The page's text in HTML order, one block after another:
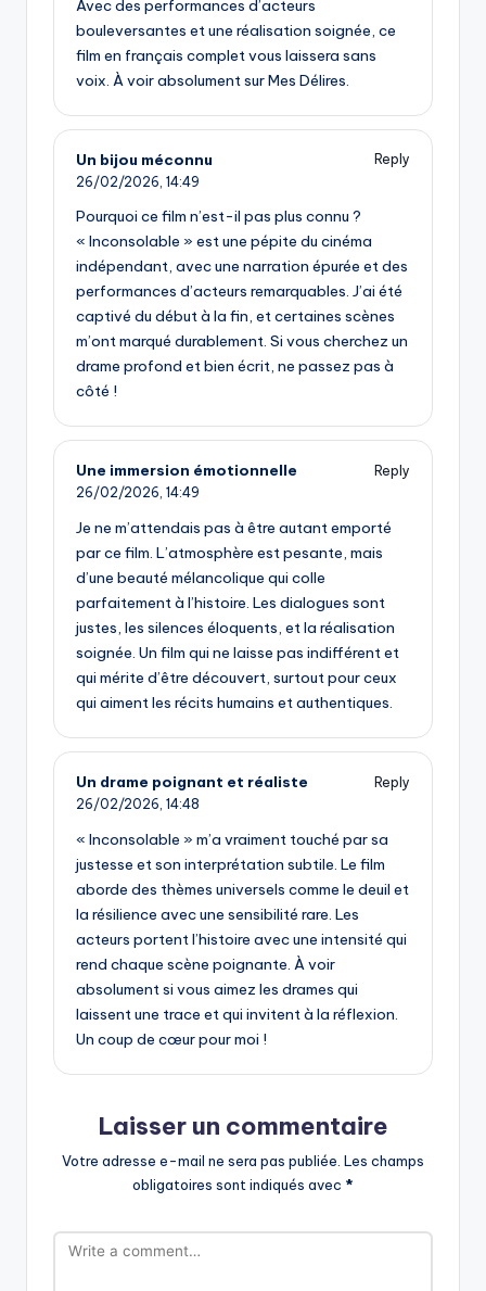
Avec des performances d’acteurs
bouleversantes et une réalisation soignée, ce
film en français complet vous laissera sans
voix. À voir absolument sur Mes Délires.
Un bijou méconnu
Reply
26/02/2026, 14:49
Pourquoi ce film n’est-il pas plus connu ?
« Inconsolable » est une pépite du cinéma
indépendant, avec une narration épurée et des
performances d’acteurs remarquables. J’ai été
captivé du début à la fin, et certaines scènes
m’ont marqué durablement. Si vous cherchez un
drame profond et bien écrit, ne passez pas à
côté !
Une immersion émotionnelle
Reply
26/02/2026, 14:49
Je ne m’attendais pas à être autant emporté
par ce film. L’atmosphère est pesante, mais
d’une beauté mélancolique qui colle
parfaitement à l’histoire. Les dialogues sont
justes, les silences éloquents, et la réalisation
soignée. Un film qui ne laisse pas indifférent et
qui mérite d’être découvert, surtout pour ceux
qui aiment les récits humains et authentiques.
Un drame poignant et réaliste
Reply
26/02/2026, 14:48
« Inconsolable » m’a vraiment touché par sa
justesse et son interprétation subtile. Le film
aborde des thèmes universels comme le deuil et
la résilience avec une sensibilité rare. Les
acteurs portent l’histoire avec une intensité qui
rend chaque scène poignante. À voir
absolument si vous aimez les drames qui
laissent une trace et qui invitent à la réflexion.
Un coup de cœur pour moi !
Laisser un commentaire
Votre adresse e-mail ne sera pas publiée. Les champs
obligatoires sont indiqués avec *